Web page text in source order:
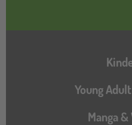
Young
Manga